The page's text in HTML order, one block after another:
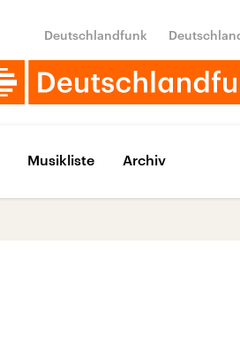
Deutschlandfunk
Musikliste Archiv